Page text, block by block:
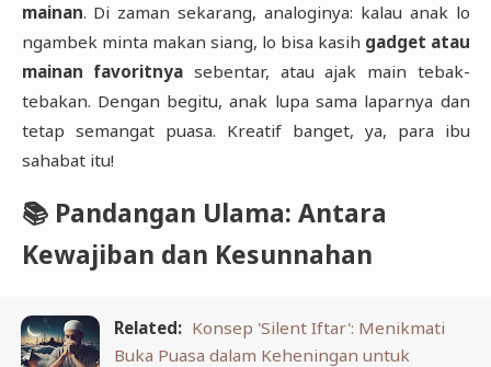
mainan. Di zaman sekarang, analoginya: kalau anak lo
ngambek minta makan siang, lo bisa kasih gadget atau
mainan favoritnya sebentar, atau ajak main tebak-
tebakan. Dengan begitu, anak lupa sama laparnya dan
tetap semangat puasa. Kreatif banget, ya, para ibu
sahabat itu!
📚 Pandangan Ulama: Antara
Kewajiban dan Kesunnahan
Related: Konsep 'Silent Iftar': Menikmati
Buka Puasa dalam Keheningan untuk